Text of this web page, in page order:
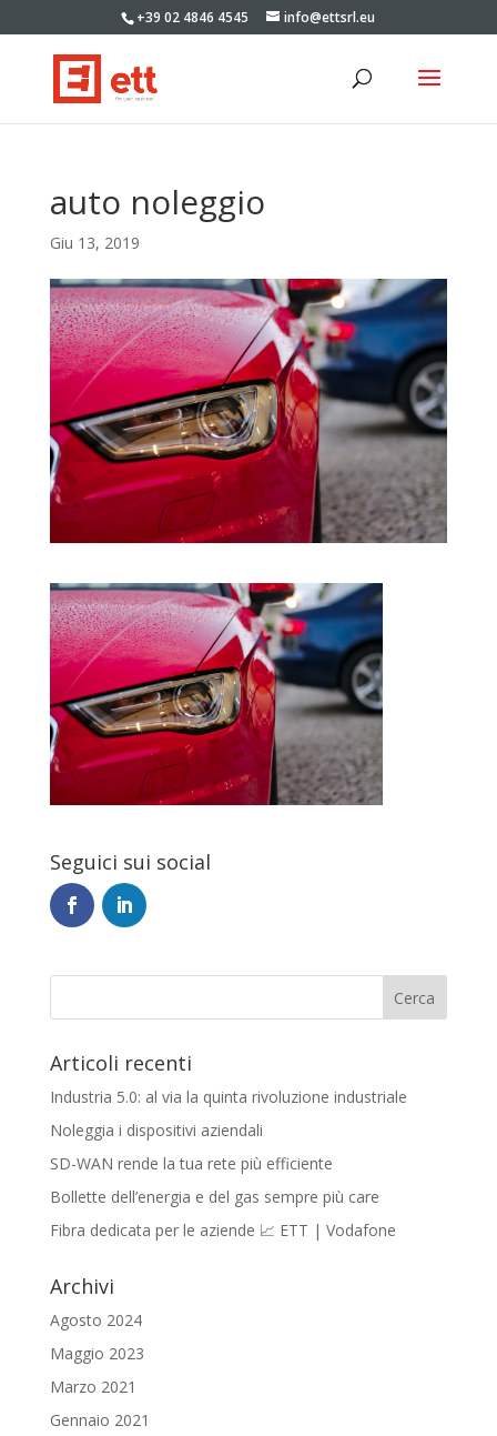
+39 02 4846 4545 info@ettsrl.eu
auto noleggio
Giu 13, 2019
Seguici sui social
Articoli recenti
Industria 5.0: al via la quinta rivoluzione industriale
Noleggia i dispositivi aziendali
SD-WAN rende la tua rete più efficiente
Bollette dell’energia e del gas sempre più care
Fibra dedicata per le aziende 📈 ETT | Vodafone
Archivi
Agosto 2024
Maggio 2023
Marzo 2021
Gennaio 2021